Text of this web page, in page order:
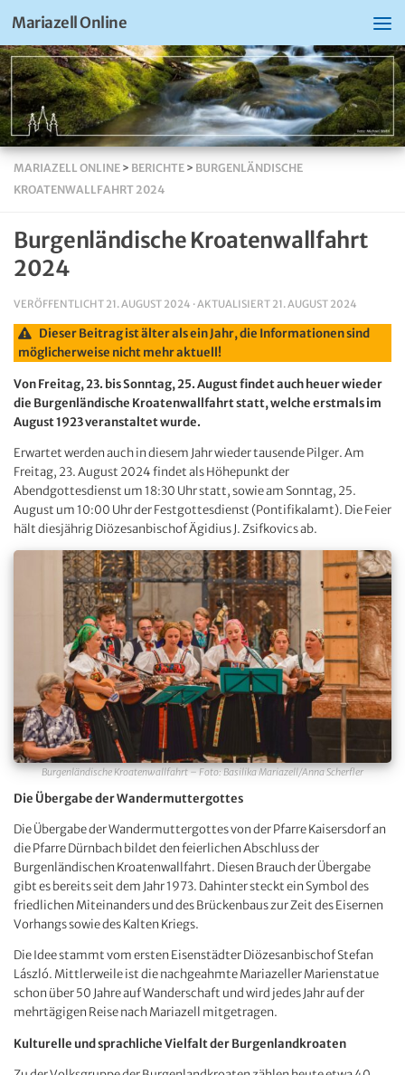
Mariazell Online
MARIAZELL ONLINE > BERICHTE > BURGENLÄNDISCHE
KROATENWALLFAHRT 2024
Burgenländische Kroatenwallfahrt
2024
VERÖFFENTLICHT 21. AUGUST 2024 · AKTUALISIERT 21. AUGUST 2024
Dieser Beitrag ist älter als ein Jahr, die Informationen sind
möglicherweise nicht mehr aktuell!
Von Freitag, 23. bis Sonntag, 25. August findet auch heuer wieder
die Burgenländische Kroatenwallfahrt statt, welche erstmals im
August 1923 veranstaltet wurde.
Erwartet werden auch in diesem Jahr wieder tausende Pilger. Am
Freitag, 23. August 2024 findet als Höhepunkt der
Abendgottesdienst um 18:30 Uhr statt, sowie am Sonntag, 25.
August um 10:00 Uhr der Festgottesdienst (Pontifikalamt). Die Feier
hält diesjährig Diözesanbischof Ägidius J. Zsifkovics ab.
Burgenländische Kroatenwallfahrt – Foto: Basilika Mariazell/Anna Scherfler
Die Übergabe der Wandermuttergottes
Die Übergabe der Wandermuttergottes von der Pfarre Kaisersdorf an
die Pfarre Dürnbach bildet den feierlichen Abschluss der
Burgenländischen Kroatenwallfahrt. Diesen Brauch der Übergabe
gibt es bereits seit dem Jahr 1973. Dahinter steckt ein Symbol des
friedlichen Miteinanders und des Brückenbaus zur Zeit des Eisernen
Vorhangs sowie des Kalten Kriegs.
Die Idee stammt vom ersten Eisenstädter Diözesanbischof Stefan
László. Mittlerweile ist die nachgeahmte Mariazeller Marienstatue
schon über 50 Jahre auf Wanderschaft und wird jedes Jahr auf der
mehrtägigen Reise nach Mariazell mitgetragen.
Kulturelle und sprachliche Vielfalt der Burgenlandkroaten